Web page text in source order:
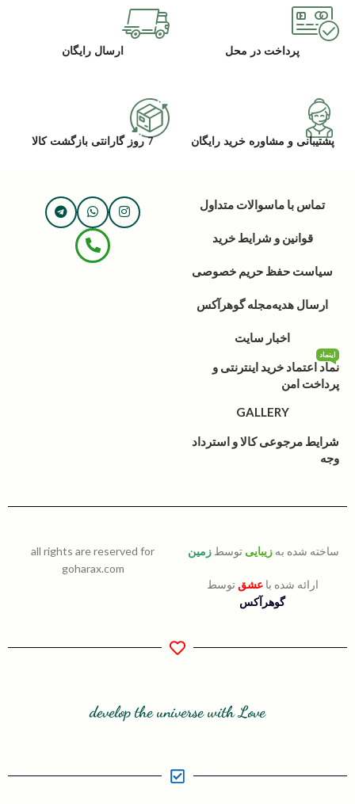
پرداخت در محل ارسال رایگان
پشتیبانی و مشاوره خرید رایگان 7 روز گارانتی بازگشت کالا
تماس با ماسوالات متداول
قوانین و شرایط خرید
سیاست حفظ حریم خصوصی
ارسال هدیهمجله گوهرآکس
اخبار سایت
نماد اعتماد خرید اینترنتی و
پرداخت امن
اینماد
GALLERY
شرایط مرجوعی کالا و استرداد
وجه
ساخته شده به زیبایی توسط زمین
ارائه شده باعشق توسط
گوهرآکس
all rights are reserved for
goharax.com
develop the universe with Love